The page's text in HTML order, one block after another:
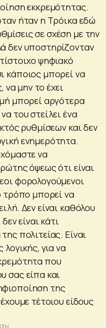
εκκρεμότητας.
ήταν η Τρόικα εδώ
σε σχέση με την
δεν υποστηρίζονταν
ψηφιακό
κάποιος μπορεί να
να μην το έχει
μπορεί αργότερα
του στείλει ένα
ρυθμίσεων και δεν
ενημερότητα.
να
όψεως ότι είναι
φορολογούμενοι
τρόπο μπορεί να
Δεν είναι καθόλου
είναι κάτι
πολιτείας. Είναι
λογικής, για να
που
σας είπα και
της
τέτοιου είδους